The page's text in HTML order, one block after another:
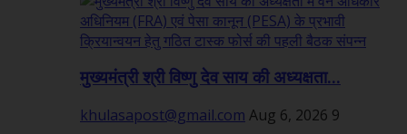
मुख्यमंत्री श्री विष्णु देव साय की अध्यक्षता...
khulasapost@gmail.com Aug 6, 2026 9